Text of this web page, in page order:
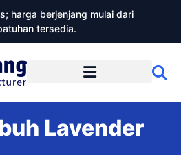
harga berjenjang mulai dari
tersedia.
Lavender